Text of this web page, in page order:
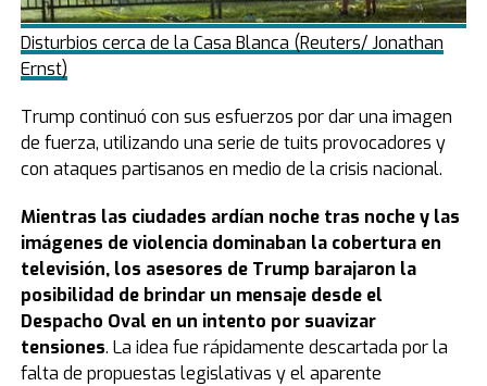
Disturbios cerca de la Casa Blanca (Reuters/ Jonathan
Ernst)
Trump continuó con sus esfuerzos por dar una imagen
de fuerza, utilizando una serie de tuits provocadores y
con ataques partisanos en medio de la crisis nacional.
Mientras las ciudades ardían noche tras noche y las
imágenes de violencia dominaban la cobertura en
televisión, los asesores de Trump barajaron la
posibilidad de brindar un mensaje desde el
Despacho Oval en un intento por suavizar
tensiones. La idea fue rápidamente descartada por la
falta de propuestas legislativas y el aparente